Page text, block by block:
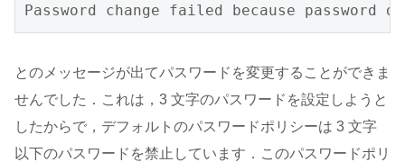
Password change failed because password
とのメッセージが出てパスワードを変更することができま
せんでした．これは，3 文字のパスワードを設定しようと
したからで，デフォルトのパスワードポリシーは 3 文字
以下のパスワードを禁止しています．このパスワードポリ